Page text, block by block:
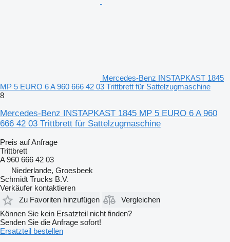
Mercedes-Benz INSTAPKAST 1845
MP 5 EURO 6 A 960 666 42 03 Trittbrett für Sattelzugmaschine
8
Mercedes-Benz INSTAPKAST 1845 MP 5 EURO 6 A 960
666 42 03 Trittbrett für Sattelzugmaschine
Preis auf Anfrage
Trittbrett
A 960 666 42 03
Niederlande, Groesbeek
Schmidt Trucks B.V.
Verkäufer kontaktieren
Zu Favoriten hinzufügen
Vergleichen
Können Sie kein Ersatzteil nicht finden?
Senden Sie die Anfrage sofort!
Ersatzteil bestellen